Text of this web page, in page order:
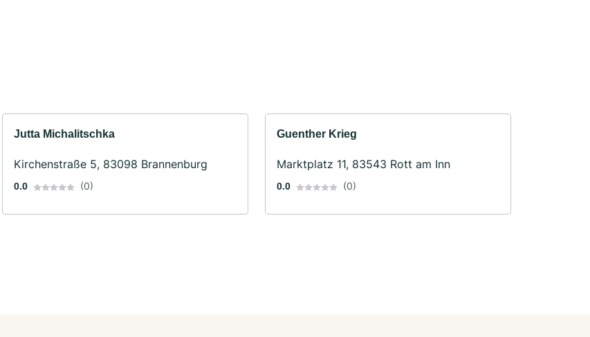
Jutta Michalitschka
Kirchenstraße 5, 83098 Brannenburg
0.0 (0)
Guenther Krieg
Marktplatz 11, 83543 Rott am Inn
0.0 (0)